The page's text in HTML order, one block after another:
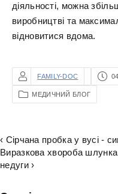
діяльності, можна
виробництві та
відновитися вдома.
FAMILY-DOC
МЕДИЧНИЙ БЛОГ
‹ Сірчана пробка у вусі -
Виразкова хвороба
недуги ›